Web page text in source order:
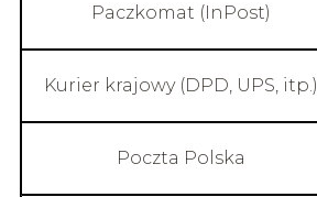
Paczkomat (InPost)
Kurier krajowy (DPD, UPS, itp.)
Poczta Polska